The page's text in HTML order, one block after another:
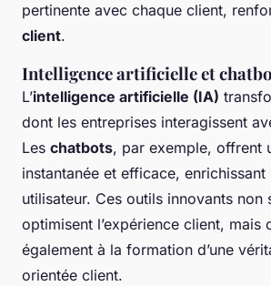
pertinente avec chaque client,
client.
Intelligence artificielle et
L’intelligence artificielle (IA)
dont les entreprises interagissent
Les chatbots, par exemple, offrent
instantanée et efficace, enrichissant
utilisateur. Ces outils innovants non
optimisent l’expérience client, mais
également à la formation d’une
orientée client.